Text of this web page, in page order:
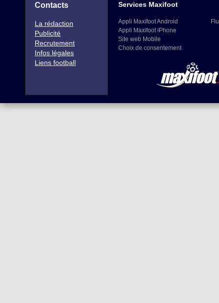
Contacts
La rédaction
Publicité
Recrutement
Infos légales
Liens football
Services Maxifoot
Appli Maxifoot Android
Appli Maxifoot iPhone
Site web Mobile
Choix de consentement